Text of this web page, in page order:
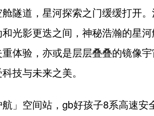
隧道，星河探索之门缓缓打开
光影更迭之间，神秘浩瀚的星
体验，亦或是层层叠叠的镜像
技与未来之美。
」空间站，gb好孩子8系高速安